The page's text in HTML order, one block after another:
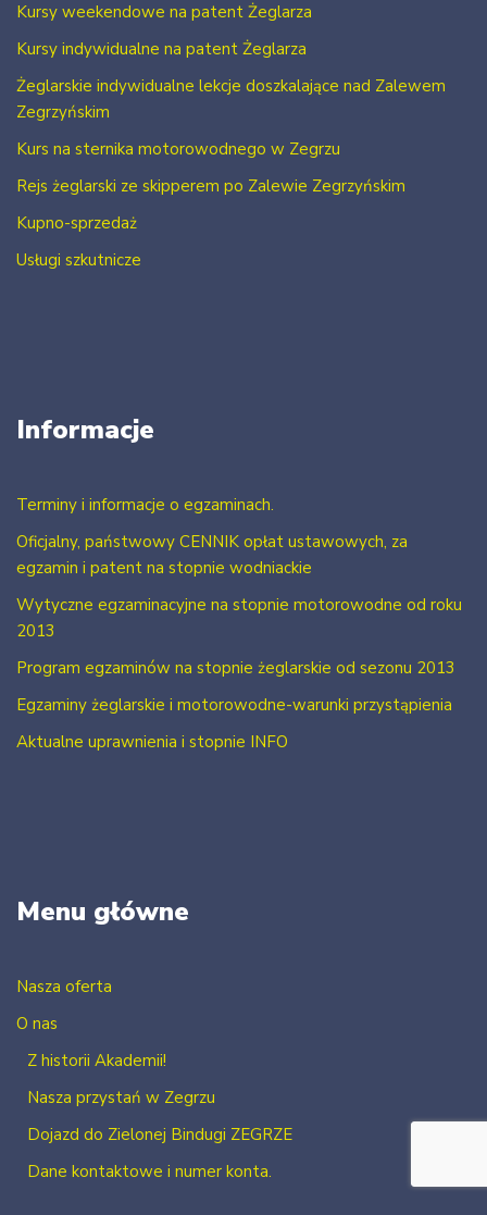
Kursy weekendowe na patent Żeglarza
Kursy indywidualne na patent Żeglarza
Żeglarskie indywidualne lekcje doszkalające nad Zalewem
Zegrzyńskim
Kurs na sternika motorowodnego w Zegrzu
Rejs żeglarski ze skipperem po Zalewie Zegrzyńskim
Kupno-sprzedaż
Usługi szkutnicze
Informacje
Terminy i informacje o egzaminach.
Oficjalny, państwowy CENNIK opłat ustawowych, za
egzamin i patent na stopnie wodniackie
Wytyczne egzaminacyjne na stopnie motorowodne od roku
2013
Program egzaminów na stopnie żeglarskie od sezonu 2013
Egzaminy żeglarskie i motorowodne-warunki przystąpienia
Aktualne uprawnienia i stopnie INFO
Menu główne
Nasza oferta
O nas
Z historii Akademii!
Nasza przystań w Zegrzu
Dojazd do Zielonej Bindugi ZEGRZE
Dane kontaktowe i numer konta.